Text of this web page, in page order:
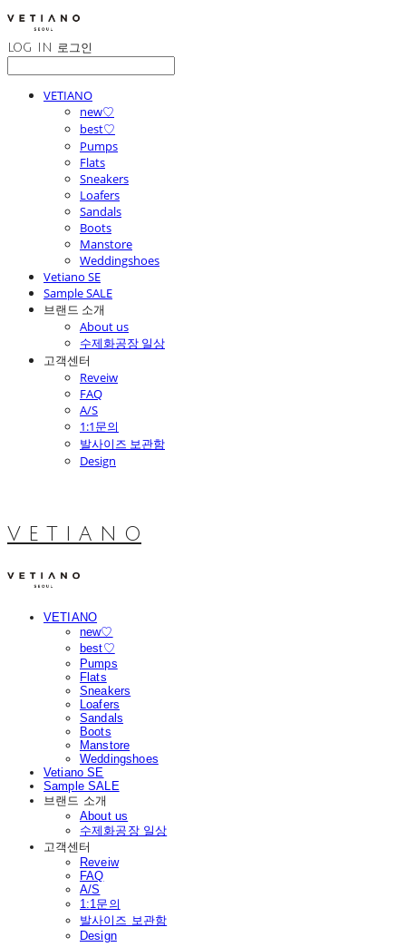
LOG IN 로그인
VETIANO
new♡
best♡
Pumps
Flats
Sneakers
Loafers
Sandals
Boots
Manstore
Weddingshoes
Vetiano SE
Sample SALE
브랜드 소개
About us
수제화공장 일상
고객센터
Reveiw
FAQ
A/S
1:1문의
발사이즈 보관함
Design
V E T I A N O
VETIANO
new♡
best♡
Pumps
Flats
Sneakers
Loafers
Sandals
Boots
Manstore
Weddingshoes
Vetiano SE
Sample SALE
브랜드 소개
About us
수제화공장 일상
고객센터
Reveiw
FAQ
A/S
1:1문의
발사이즈 보관함
Design